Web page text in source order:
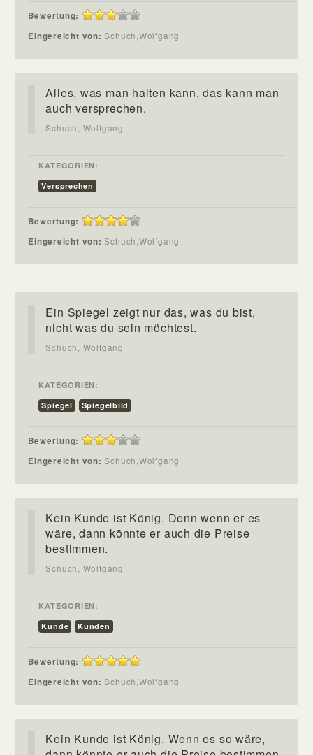
Bewertung:
Eingereicht von:Schuch,Wolfgang
Alles, was man halten kann, das kann man
auch versprechen.
Schuch, Wolfgang
KATEGORIEN:
Versprechen
Bewertung:
Eingereicht von:Schuch,Wolfgang
Ein Spiegel zeigt nur das, was du bist,
nicht was du sein möchtest.
Schuch, Wolfgang
KATEGORIEN:
Spiegel
Spiegelbild
Bewertung:
Eingereicht von:Schuch,Wolfgang
Kein Kunde ist König. Denn wenn er es
wäre, dann könnte er auch die Preise
bestimmen.
Schuch, Wolfgang
KATEGORIEN:
Kunde
Kunden
Bewertung:
Eingereicht von:Schuch,Wolfgang
Kein Kunde ist König. Wenn es so wäre,